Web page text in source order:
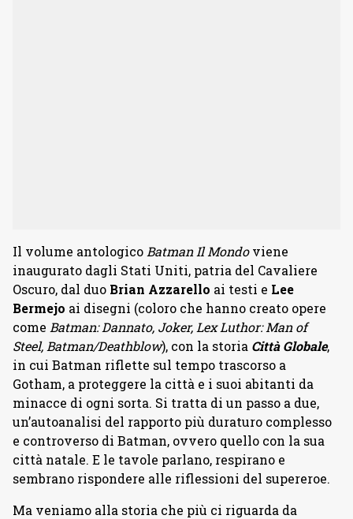
Il volume antologico Batman Il Mondoviene
inaugurato dagli Stati Uniti, patria del Cavaliere
Oscuro, dal duo Brian Azzarello ai testi e Lee
Bermejo ai disegni (coloro che hanno creato opere
come Batman: Dannato, Joker, Lex Luthor: Man of
Steel, Batman/Deathblow), con la storia Città Globale,
in cui Batman riflette sul tempo trascorso a
Gotham, a proteggere la città e i suoi abitanti da
minacce di ogni sorta. Si tratta di un passo a due,
un’autoanalisi del rapporto più duraturo complesso
e controverso di Batman, ovvero quello con la sua
città natale. E le tavole parlano, respirano e
sembrano rispondere alle riflessioni del supereroe.
Ma veniamo alla storia che più ci riguarda da